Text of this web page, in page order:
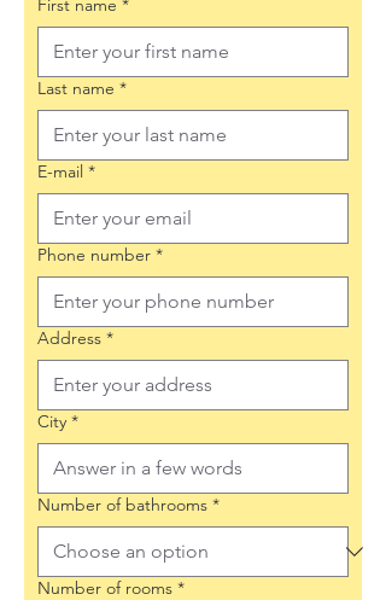
First name *
Last name *
E-mail *
Phone number *
Address *
City *
Number of bathrooms *
Number of rooms *